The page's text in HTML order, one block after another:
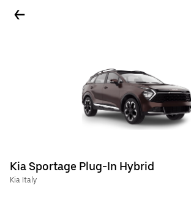
Kia Sportage Plug-In Hybrid
Kia Italy